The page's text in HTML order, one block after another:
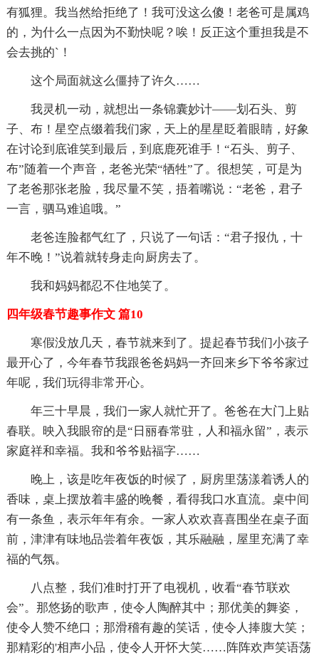
有狐狸。我当然给拒绝了！我可没这么傻！老爸可是属鸡
的，为什么一点因为不勤快呢？唉！反正这个重担我是不
会去挑的`！
这个局面就这么僵持了许久……
我灵机一动，就想出一条锦囊妙计――划石头、剪
子、布！星空点缀着我们家，天上的星星眨着眼睛，好象
在讨论到底谁笑到最后，到底鹿死谁手！“石头、剪子、
布”随着一个声音，老爸光荣“牺牲”了。很想笑，可是为
了老爸那张老脸，我尽量不笑，捂着嘴说：“老爸，君子
一言，驷马难追哦。”
老爸连脸都气红了，只说了一句话：“君子报仇，十
年不晚！”说着就转身走向厨房去了。
我和妈妈都忍不住地笑了。
四年级春节趣事作文 篇10
寒假没放几天，春节就来到了。提起春节我们小孩子
最开心了，今年春节我跟爸爸妈妈一齐回来乡下爷爷家过
年呢，我们玩得非常开心。
年三十早晨，我们一家人就忙开了。爸爸在大门上贴
春联。映入我眼帘的是“日丽春常驻，人和福永留”，表示
家庭祥和幸福。我和爷爷贴福字……
晚上，该是吃年夜饭的时候了，厨房里荡漾着诱人的
香味，桌上摆放着丰盛的晚餐，看得我口水直流。桌中间
有一条鱼，表示年年有余。一家人欢欢喜喜围坐在桌子面
前，津津有味地品尝着年夜饭，其乐融融，屋里充满了幸
福的气氛。
八点整，我们准时打开了电视机，收看“春节联欢
会”。那悠扬的歌声，使令人陶醉其中；那优美的舞姿，
使令人赞不绝口；那滑稽有趣的笑话，使令人捧腹大笑；
那精彩的'相声小品，使令人开怀大笑……阵阵欢声笑语荡